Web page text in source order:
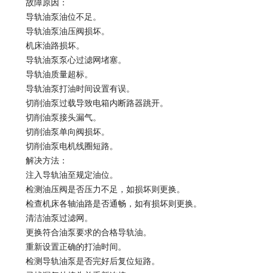
故障原因：
导轨油泵油位不足。
导轨油泵油压阀损坏。
机床油路损坏。
导轨油泵泵心过滤网堵塞。
导轨油质量超标。
导轨油泵打油时间设置有误。
切削油泵过载导致电箱内断路器跳开。
切削油泵接头漏气。
切削油泵单向阀损坏。
切削油泵电机线圈短路。
解决方法：
注入导轨油至规定油位。
检测油压阀是否压力不足，如损坏则更换。
检查机床各轴油路是否通畅，如有损坏则更换。
清洁油泵过滤网。
更换符合油泵要求的合格导轨油。
重新设置正确的打油时间。
检测导轨油泵是否完好后复位短路。